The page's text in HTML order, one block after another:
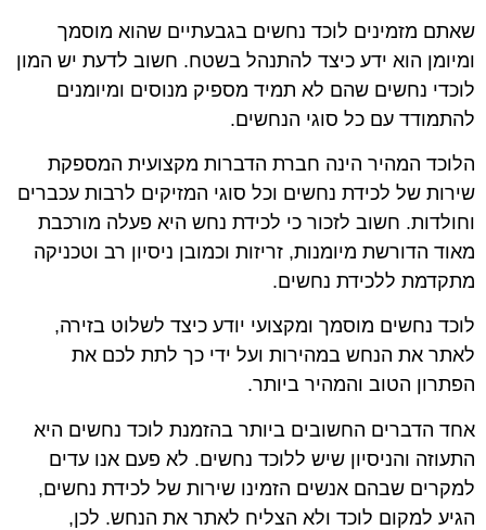
שאתם מזמינים לוכד נחשים בגבעתיים שהוא מוסמך
ומיומן הוא ידע כיצד להתנהל בשטח. חשוב לדעת יש המון
לוכדי נחשים שהם לא תמיד מספיק מנוסים ומיומנים
להתמודד עם כל סוגי הנחשים.
הלוכד המהיר הינה חברת הדברות מקצועית המספקת
שירות של לכידת נחשים וכל סוגי המזיקים לרבות עכברים
וחולדות. חשוב לזכור כי לכידת נחש היא פעלה מורכבת
מאוד הדורשת מיומנות, זריזות וכמובן ניסיון רב וטכניקה
מתקדמת ללכידת נחשים.
לוכד נחשים מוסמך ומקצועי יודע כיצד לשלוט בזירה,
לאתר את הנחש במהירות ועל ידי כך לתת לכם את
הפתרון הטוב והמהיר ביותר.
אחד הדברים החשובים ביותר בהזמנת לוכד נחשים היא
התעוזה והניסיון שיש ללוכד נחשים. לא פעם אנו עדים
למקרים שבהם אנשים הזמינו שירות של לכידת נחשים,
הגיע למקום לוכד ולא הצליח לאתר את הנחש. לכן,